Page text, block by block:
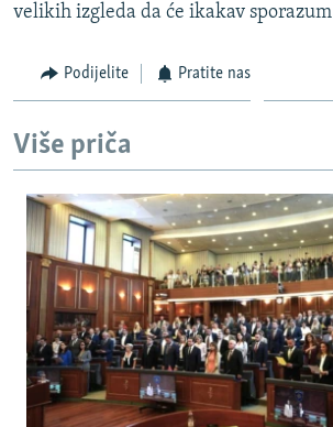
velikih izgleda da će ikakav
Podijelite Pratite nas
Više priča